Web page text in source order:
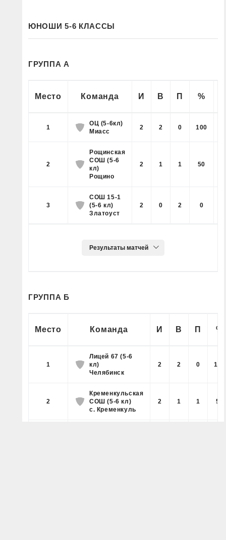
ЮНОШИ 5-6 КЛАССЫ
ГРУППА А
Место Команда И В П %
1
ОЦ (5-6кл)
Миасс
2 2 0 100
2
Рощинская
СОШ (5-6
кл)
Рощино
2 1 1 50
3
СОШ 15-1
(5-6 кл)
Златоуст
2 0 2 0
ГРУППА Б
Место Команда И В П %
1
Лицей 67 (5-6
кл)
Челябинск
2 2 0 100
2
Кременкульская
СОШ (5-6 кл)
с. Кременкуль
2 1 1 50